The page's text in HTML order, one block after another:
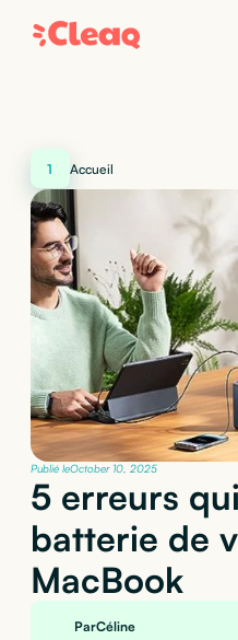
1 Accueil
Publié leOctober 10, 2025
5 erreurs
batterie de
MacBook
ParCéline